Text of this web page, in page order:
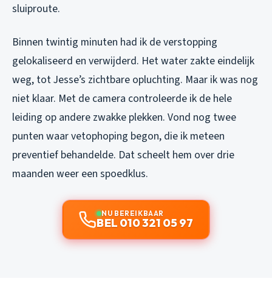
sluiproute.
Binnen twintig minuten had ik de verstopping
gelokaliseerd en verwijderd. Het water zakte eindelijk
weg, tot Jesse’s zichtbare opluchting. Maar ik was nog
niet klaar. Met de camera controleerde ik de hele
leiding op andere zwakke plekken. Vond nog twee
punten waar vetophoping begon, die ik meteen
preventief behandelde. Dat scheelt hem over drie
maanden weer een spoedklus.
NU BEREIKBAAR
BEL 010 321 05 97